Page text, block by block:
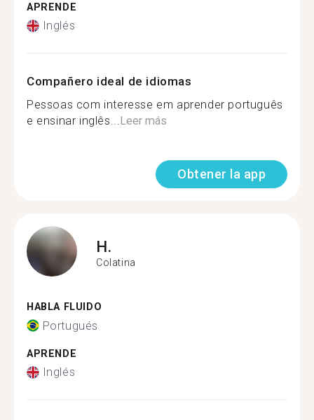
APRENDE
Inglés
Compañero ideal de idiomas
Pessoas com interesse em aprender português
e ensinar inglês...Leer más
Obtener la app
H.
Colatina
HABLA FLUIDO
Portugués
APRENDE
Inglés